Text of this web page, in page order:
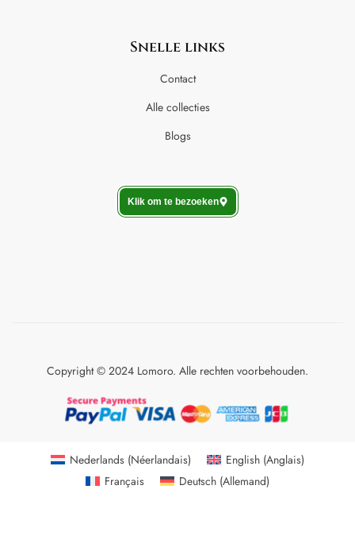
Snelle links
Contact
Alle collecties
Blogs
Klik om te bezoeken
Copyright © 2024 Lomoro. Alle rechten voorbehouden.
Nederlands (Néerlandais) English(Anglais)
Français
Deutsch(Allemand)